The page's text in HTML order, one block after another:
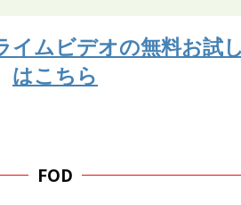
ムビデオの無料お試
はこちら
FOD